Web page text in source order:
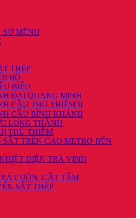
MỆNH
THÉP
BỘ
BIỂU
ĐẠI QUANG MINH
CẦU THỦ THIÊM II
CẦU BÌNH KHÁNH
LONG THÀNH
THỦ THIÊM
TRÊN CAO METRO BẾN
ĐIỆN TRÀ VINH
CUỘN, CẮT TẤM
SẮT THÉP